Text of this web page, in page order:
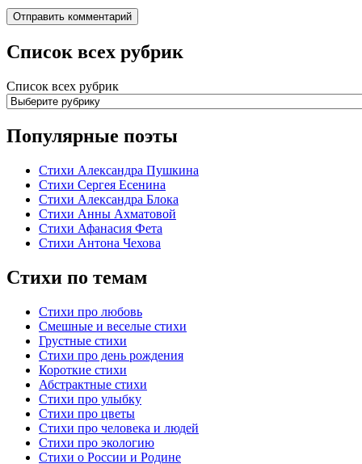
Список всех рубрик
Список всех рубрик
Популярные поэты
Стихи Александра Пушкина
Стихи Сергея Есенина
Стихи Александра Блока
Стихи Анны Ахматовой
Стихи Афанасия Фета
Стихи Антона Чехова
Стихи по темам
Стихи про любовь
Смешные и веселые стихи
Грустные стихи
Стихи про день рождения
Короткие стихи
Абстрактные стихи
Стихи про улыбку
Стихи про цветы
Стихи про человека и людей
Стихи про экологию
Стихи о России и Родине